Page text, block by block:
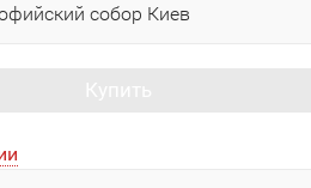
собор Киев